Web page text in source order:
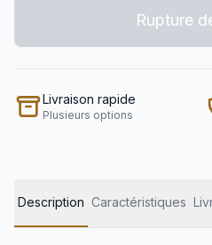
Rupture
Livraison rapide
Plusieurs options
Description Caractéristiques